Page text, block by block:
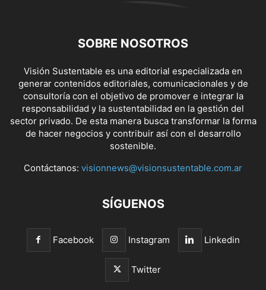
SOBRE NOSOTROS
Visión Sustentable es una editorial especializada en
generar contenidos editoriales, comunicacionales y de
consultoría con el objetivo de promover e integrar la
responsabilidad y la sustentabilidad en la gestión del
sector privado. De esta manera busca transformar la forma
de hacer negocios y contribuir así con el desarrollo
sostenible.
Contáctanos: visionnews@visionsustentable.com.ar
SÍGUENOS
Facebook Instagram Linkedin
Twitter